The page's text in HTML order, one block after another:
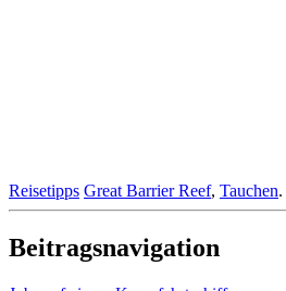
Reisetipps Great Barrier Reef, Tauchen.
Beitragsnavigation